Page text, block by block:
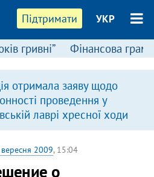
Підтримати УКР
гривні” Фінансова
отримала заяву щодо
проведення у
лаврі хресної ходи
2009, 15:04
о